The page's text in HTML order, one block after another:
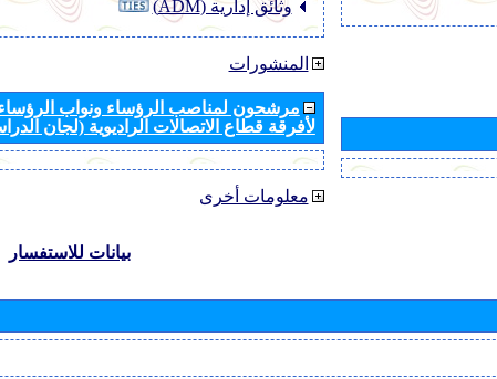
وثائق إدارية (ADM)
المنشورات
مرشحون لمناصب الرؤساء ونواب
لأفرقة قطاع الاتصالات الراديوية (لجان
معلومات أخرى
بيانات للاستفسار